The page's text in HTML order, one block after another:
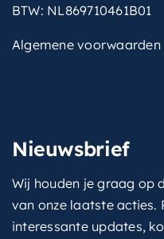
BTW: NL869710461B01
Algemene voorwaarden
Nieuwsbrief
Wij houden je graag op
van onze laatste acties.
interessante updates,